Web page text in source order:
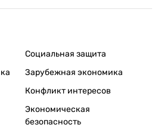
Социальная защита
Зарубежная экономика
Конфликт интересов
Экономическая
безопасность